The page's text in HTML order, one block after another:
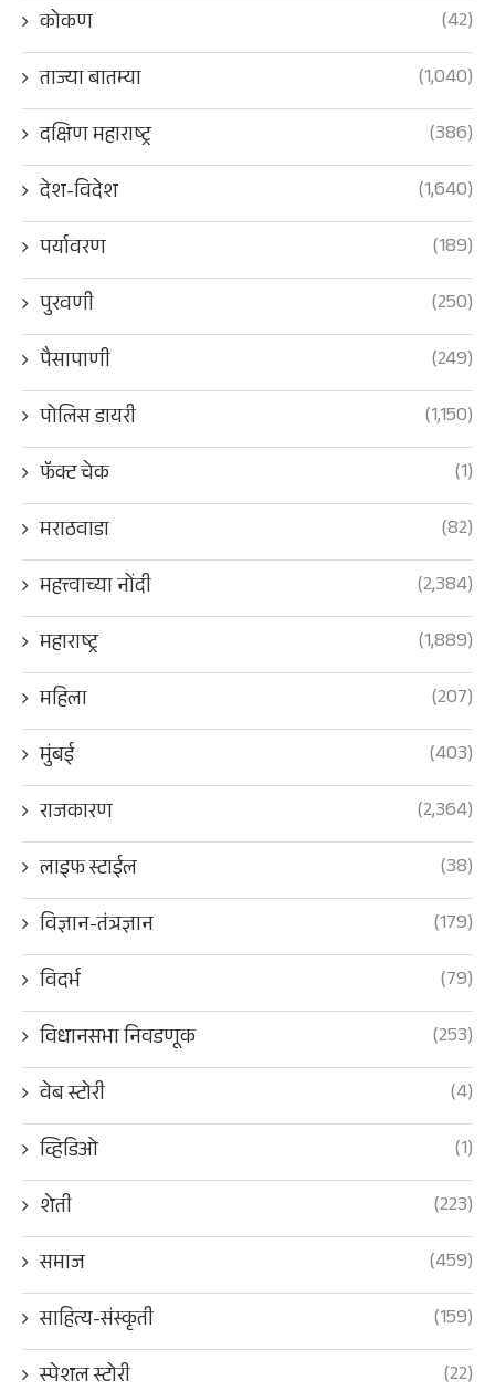
कोकण
(42)
ताज्या बातम्या
(1,040)
दक्षिण महाराष्ट्र
(386)
देश-विदेश
(1,640)
पर्यावरण
(189)
पुरवणी
(250)
पैसापाणी
(249)
पोलिस डायरी
(1,150)
फॅक्ट चेक
(1)
मराठवाडा
(82)
महत्त्वाच्या नोंदी
(2,384)
महाराष्ट्र
(1,889)
महिला
(207)
मुंबई
(403)
राजकारण
(2,364)
लाइफ स्टाईल
(38)
विज्ञान-तंत्रज्ञान
(179)
विदर्भ
(79)
विधानसभा निवडणूक
(253)
वेब स्टोरी
(4)
व्हिडिओ
(1)
शेती
(223)
समाज
(459)
साहित्य-संस्कृती
(159)
स्पेशल स्टोरी
(22)